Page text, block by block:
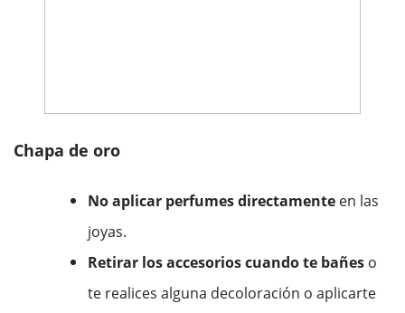
Chapa de oro
No aplicar perfumes directamenteen las
joyas.
Retirar los accesorios cuando te bañeso
te realices alguna decoloración o aplicarte